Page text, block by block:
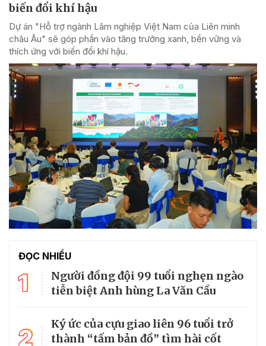
biến đổi khí hậu
Dự án "Hỗ trợ ngành Lâm nghiệp Việt Nam của Liên minh
châu Âu" sẽ góp phần vào tăng trưởng xanh, bền vững và
thích ứng với biến đổi khí hậu.
ĐỌC NHIỀU
1
Người đồng đội 99 tuổi nghẹn ngào
tiễn biệt Anh hùng La Văn Cầu
2
Ký ức của cựu giao liên 96 tuổi trở
thành “tấm bản đồ” tìm hài cốt